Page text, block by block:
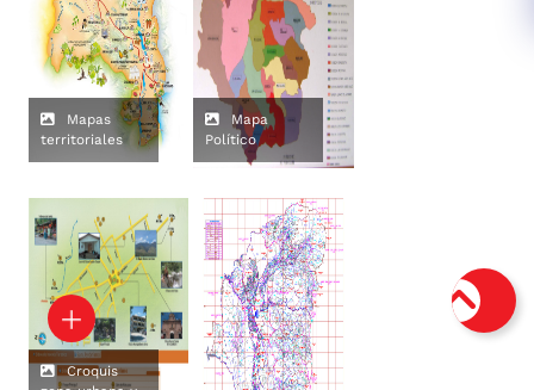
Mapas
territoriales
Mapa
Político
Croquis